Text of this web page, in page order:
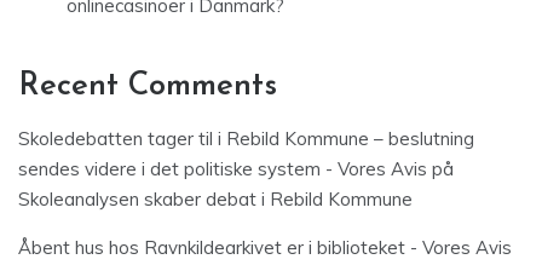
onlinecasinoer i Danmark?
Recent Comments
Skoledebatten tager til i Rebild Kommune – beslutning
sendes videre i det politiske system - Vores Avis på
Skoleanalysen skaber debat i Rebild Kommune
Åbent hus hos Ravnkildearkivet er i biblioteket - Vores Avis